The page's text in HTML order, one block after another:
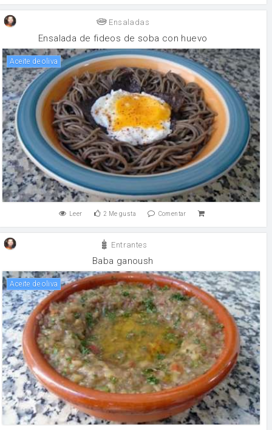
Ensaladas
Ensalada de fideos de soba con huevo
aceite de oliva
Leer 2 Me gusta Comentar
Entrantes
Baba ganoush
aceite de oliva